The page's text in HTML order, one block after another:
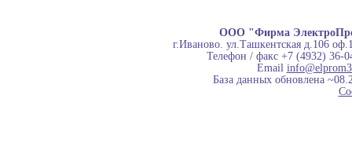
ООО "Фирма
г.Иваново. ул.Ташкентская д.106
Телефон / факс +7 (4932) 36-
Email
База данных обновлена